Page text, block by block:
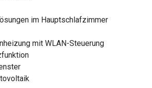
im Hauptschlafzimmer
mit WLAN-Steuerung